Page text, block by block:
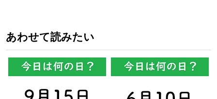
あわせて読みたい